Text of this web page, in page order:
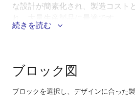
な設計が簡素化され、製造コスト
最適化されたトライアック制御
サモータ制御システムが簡素化
なります。
続きを読む
ブロック図
ブロックを選択し、デザインに合った